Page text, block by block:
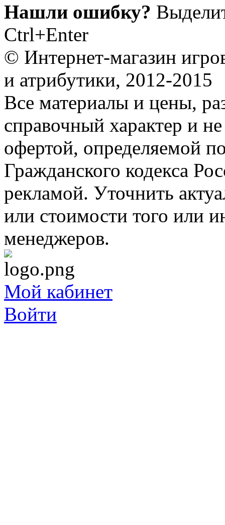
Нашли ошибку?
Ctrl+Enter
© Интернет-магазин
и атрибутики, 2012-2015
Все материалы и цены,
справочный характер и
офертой, определяемой
Гражданского кодекса
рекламой. Уточнить
или стоимости того или
менеджеров.
Мой кабинет
Войти